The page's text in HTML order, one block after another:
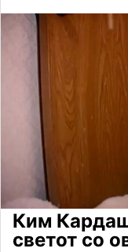
Ким
светот со